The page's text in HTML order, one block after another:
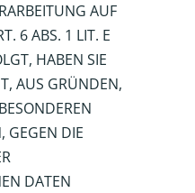
AUF
6 ABS. 1 LIT. E
HABEN SIE
AUS GRÜNDEN,
GEGEN DIE
DATEN